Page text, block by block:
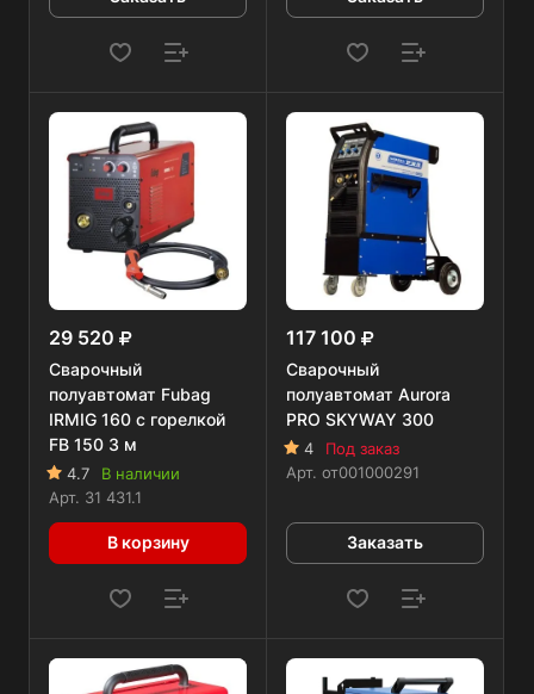
29 520
Сварочный
полуавтомат Fubag
IRMIG 160 с горелкой
FB 150 3 м
4.7
В наличии
Арт. 31 431.1
В корзину
117 100
Сварочный
полуавтомат Aurora
PRO SKYWAY 300
4
Под заказ
Арт. от001000291
Заказать